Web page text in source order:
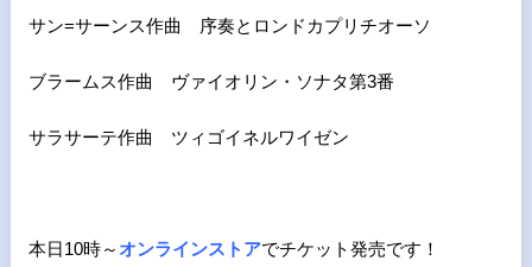
サン=サーンス作曲 序奏とロンドカプリチオーソ
ブラームス作曲 ヴァイオリン・ソナタ第3番
サラサーテ作曲 ツィゴイネルワイゼン
本日10時～オンラインストアでチケット発売です！